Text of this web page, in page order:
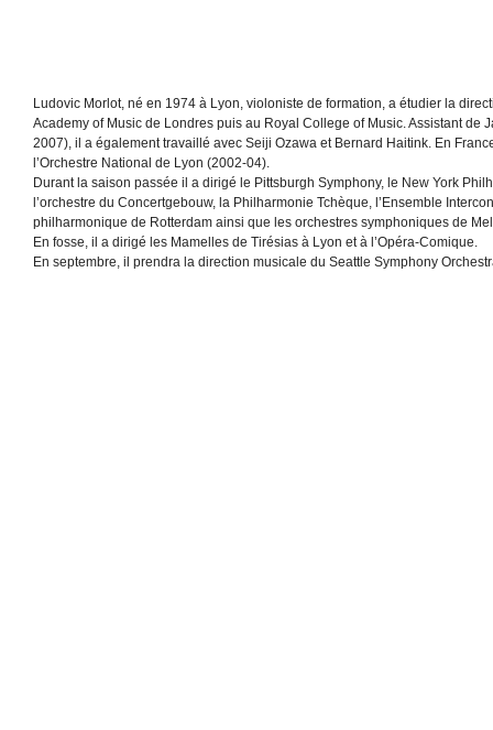
Ludovic Morlot, né en 1974 à Lyon, violoniste de formation, a étudier la
Academy of Music de Londres puis au Royal College of Music. Assistant de
2007), il a également travaillé avec Seiji Ozawa et Bernard Haitink. En
l’Orchestre National de Lyon (2002-04).
Durant la saison passée il a dirigé le Pittsburgh Symphony, le New York
l’orchestre du Concertgebouw, la Philharmonie Tchèque, l’Ensemble
philharmonique de Rotterdam ainsi que les orchestres symphoniques de
En fosse, il a dirigé les Mamelles de Tirésias à Lyon et à l’Opéra-Comique.
En septembre, il prendra la direction musicale du Seattle Symphony